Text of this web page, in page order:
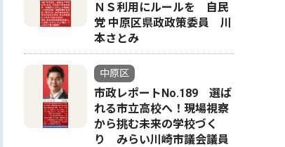
ＮＳ利用にルールを 自民
党 中原区県政政策委員 川
本さとみ
中原区
市政レポートNo.189 選ば
れる市立高校へ！現場視察
から挑む未来の学校づく
り みらい川崎市議会議員